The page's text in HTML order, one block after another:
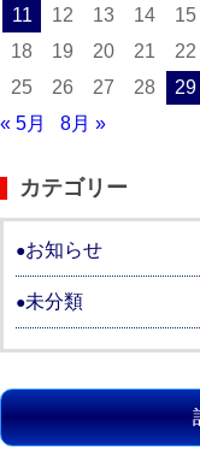
11
12 13 14 15
18
19 20 21 22
25
26 27 28 29
« 5月
8月 »
カテゴリー
お知らせ
未分類